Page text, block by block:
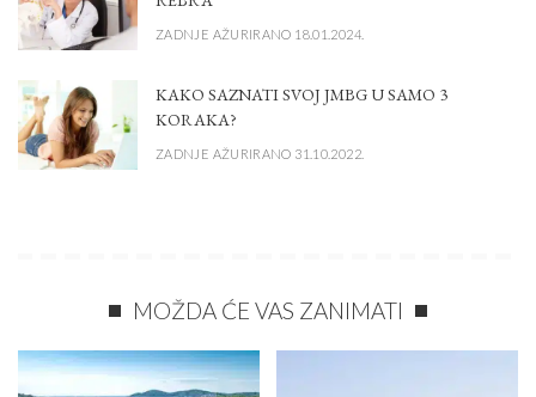
ZADNJE AŽURIRANO 18.01.2024.
KAKO SAZNATI SVOJ JMBG U SAMO 3
KORAKA?
ZADNJE AŽURIRANO 31.10.2022.
MOŽDA ĆE VAS ZANIMATI